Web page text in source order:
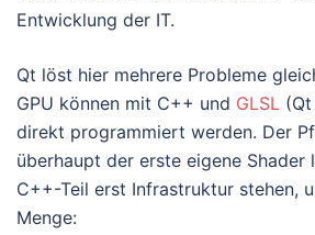
Entwicklung der IT.
Qt löst hier mehrere Probleme
GPU können mit C++ und GLSL
direkt programmiert werden. Der
überhaupt der erste eigene Shader
C++-Teil erst Infrastruktur stehen,
Menge: